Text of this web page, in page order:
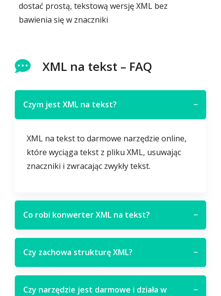
dostać prostą, tekstową wersję XML bez
bawienia się w znaczniki
XML na tekst – FAQ
Czym jest XML na tekst? −
XML na tekst to darmowe narzędzie online,
które wyciąga tekst z pliku XML, usuwając
znaczniki i zwracając zwykły tekst.
Co robi konwerter XML na tekst? −
Czy zachowa strukturę XML? −
Czy narzędzie jest darmowe i działa w
−